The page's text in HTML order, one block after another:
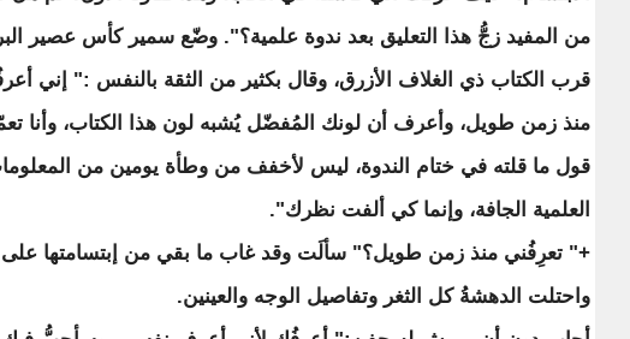
من المفيد زجُّ هذا التعليق بعد ندوة علمية؟". وضّع سمير كأس عصير
قرب الكتاب ذي الغلاف الأزرق، وقال بكثير من الثقة بالنفس :" إني
منذ زمن طويل، وأعرف أن لونك المُفضّل يُشبه لون هذا الكتاب، وأنا
قول ما قلته في ختام الندوة، ليس لأخفف من وطأة يومين من
العلمية الجافة، وإنما كي ألفت نظرك".
+" تعرِفُني منذ زمن طويل؟" سألَت وقد غاب ما بقي من إبتسامتها على
واحتلت الدهشةُ كل الثغر وتفاصيل الوجه والعينين.